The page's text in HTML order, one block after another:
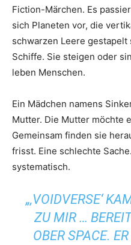
Fiction-Märchen. Es
sich Planeten vor, die
schwarzen Leere
Schiffe. Sie steigen oder
leben Menschen.
Ein Mädchen namens
Mutter. Die Mutter möchte
Gemeinsam finden sie
frisst. Eine schlechte
systematisch.
„‚VOIDVERSE‘
ZU MIR …
OBER SPACE.